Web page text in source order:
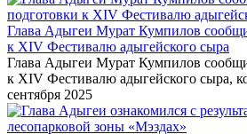
Глава Адыгеи Мурат Кумпилов
к XIV Фестивалю адыгейского сыра
Глава Адыгеи Мурат Кумпилов
к XIV Фестивалю адыгейского сыра,
сентября 2025